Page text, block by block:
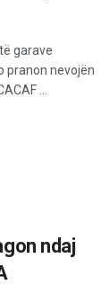
garave
pranon nevojën
...
ndaj